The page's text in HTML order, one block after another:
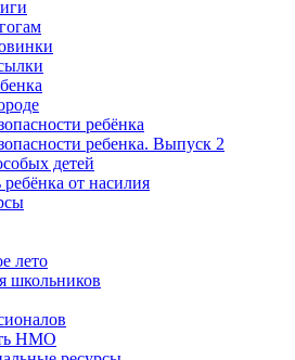
ребёнка
ребенка. Выпуск 2
детей
от насилия
лето
школьников
НМО